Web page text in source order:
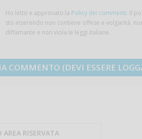
Ho letto e approvato la Policy dei commenti. Il
sto inserendo non contiene offese e volgarità,
diffamante e non viola le leggi italiane.
AREA RISERVATA